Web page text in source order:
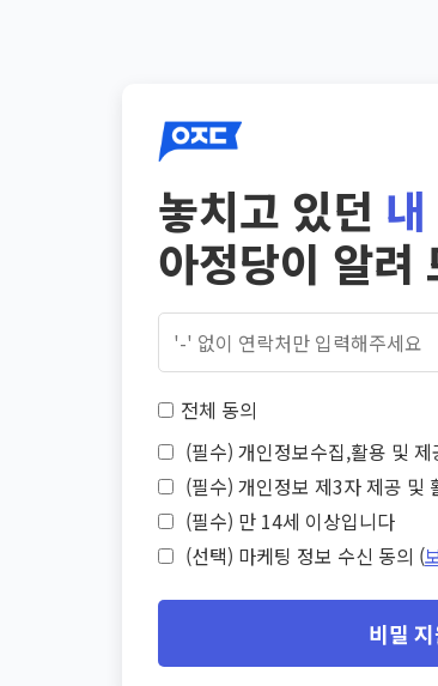
놓치고 있던
아정당이 알려
전체 동의
(필수) 개인정보수집,활용 및
(필수) 개인정보 제3자 제공 및
(필수) 만 14세 이상입니다
(선택) 마케팅 정보 수신 동의 (
비밀